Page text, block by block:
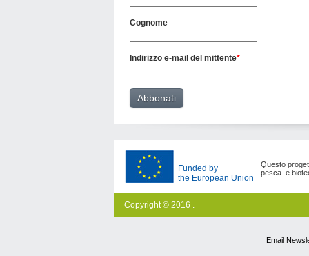
Cognome
Indirizzo e-mail del mittente*
Funded by
the European Union
Questo
pesca e
Copyright © 2016 .
Email